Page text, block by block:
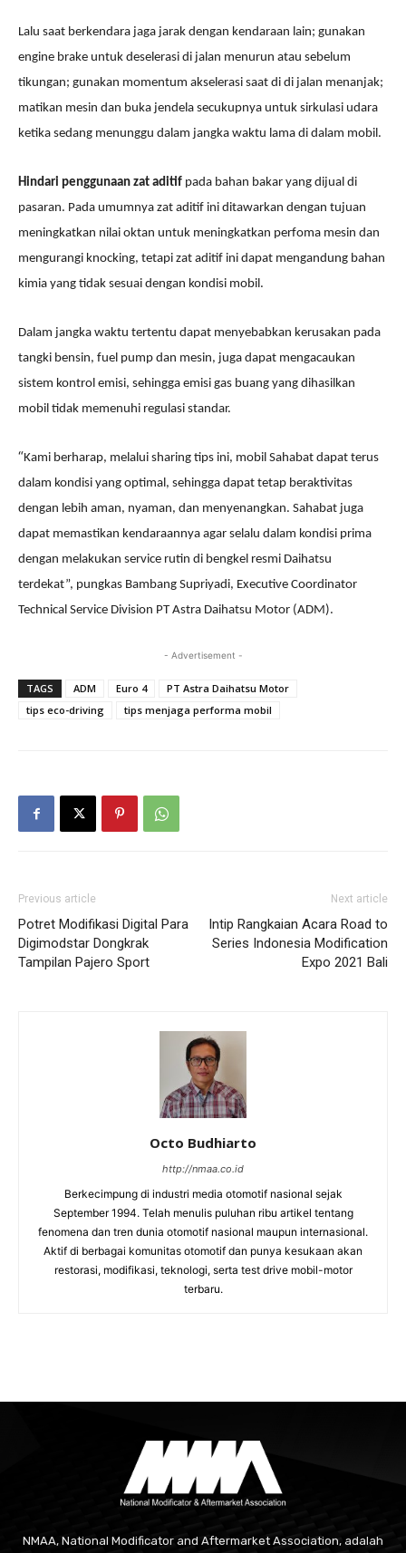
Lalu saat berkendara jaga jarak dengan kendaraan lain; gunakan
engine brake untuk deselerasi di jalan menurun atau sebelum
tikungan; gunakan momentum akselerasi saat di di jalan menanjak;
matikan mesin dan buka jendela secukupnya untuk sirkulasi udara
ketika sedang menunggu dalam jangka waktu lama di dalam mobil.
Hindari penggunaan zat aditif pada bahan bakar yang dijual di
pasaran. Pada umumnya zat aditif ini ditawarkan dengan tujuan
meningkatkan nilai oktan untuk meningkatkan perfoma mesin dan
mengurangi knocking, tetapi zat aditif ini dapat mengandung bahan
kimia yang tidak sesuai dengan kondisi mobil.
Dalam jangka waktu tertentu dapat menyebabkan kerusakan pada
tangki bensin, fuel pump dan mesin, juga dapat mengacaukan
sistem kontrol emisi, sehingga emisi gas buang yang dihasilkan
mobil tidak memenuhi regulasi standar.
“Kami berharap, melalui sharing tips ini, mobil Sahabat dapat terus
dalam kondisi yang optimal, sehingga dapat tetap beraktivitas
dengan lebih aman, nyaman, dan menyenangkan. Sahabat juga
dapat memastikan kendaraannya agar selalu dalam kondisi prima
dengan melakukan service rutin di bengkel resmi Daihatsu
terdekat”, pungkas Bambang Supriyadi, Executive Coordinator
Technical Service Division PT Astra Daihatsu Motor (ADM).
- Advertisement -
TAGS ADM Euro 4
PT Astra Daihatsu Motor
tips eco-driving
tips menjaga performa mobil
Previous article
Potret Modifikasi Digital Para
Digimodstar Dongkrak
Tampilan Pajero Sport
Next article
Intip Rangkaian Acara Road to
Series Indonesia Modification
Expo 2021 Bali
Octo Budhiarto
http://nmaa.co.id
Berkecimpung di industri media otomotif nasional sejak
September 1994. Telah menulis puluhan ribu artikel tentang
fenomena dan tren dunia otomotif nasional maupun internasional.
Aktif di berbagai komunitas otomotif dan punya kesukaan akan
restorasi, modifikasi, teknologi, serta test drive mobil-motor
terbaru.
NMAA, National Modificator and Aftermarket Association, adalah